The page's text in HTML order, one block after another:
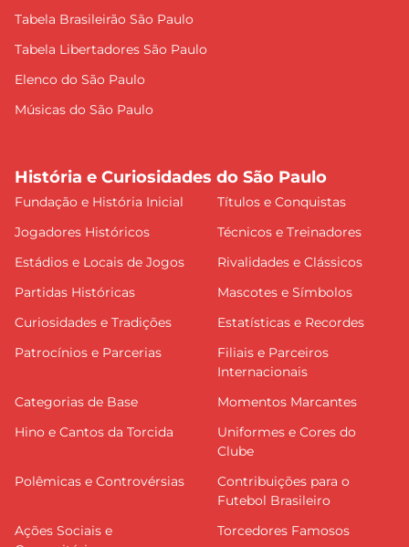
Tabela Brasileirão São Paulo
Tabela Libertadores São Paulo
Elenco do São Paulo
Músicas do São Paulo
História e Curiosidades do São Paulo
Fundação e História Inicial
Títulos e Conquistas
Jogadores Históricos
Técnicos e Treinadores
Estádios e Locais de Jogos
Rivalidades e Clássicos
Partidas Históricas
Mascotes e Símbolos
Curiosidades e Tradições
Estatísticas e Recordes
Patrocínios e Parcerias
Filiais e Parceiros
Internacionais
Categorias de Base
Momentos Marcantes
Hino e Cantos da Torcida
Uniformes e Cores do
Clube
Polêmicas e Controvérsias
Contribuições para o
Futebol Brasileiro
Ações Sociais e
Torcedores Famosos